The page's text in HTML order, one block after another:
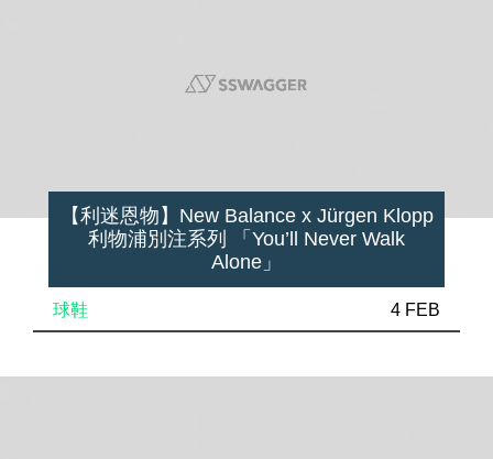
【利迷恩物】New Balance x Jürgen Klopp
利物浦別注系列 「You’ll Never Walk
Alone」
球鞋 4 FEB